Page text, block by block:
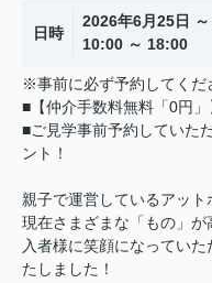
日時
2026年6月25日
10:00 ～ 18:00
※事前に必ず予約してくだ
■【仲介手数料無料「0円」
■ご見学事前予約していた
ント！
親子で運営しているアット
現在さまざまな「もの」
入者様に笑顔になってい
たしました！